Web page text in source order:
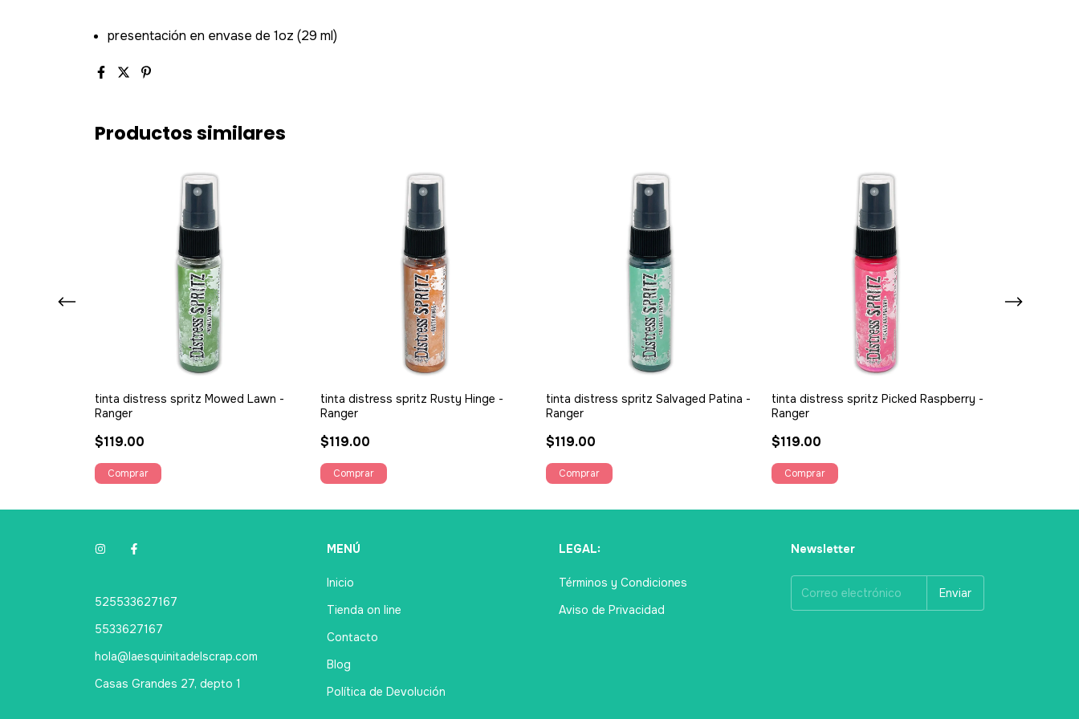
presentación en envase de 1oz (29 ml)
Productos similares
tinta distress spritz Mowed Lawn -
Ranger
$119.00
tinta distress spritz Rusty Hinge -
Ranger
$119.00
tinta distress spritz Salvaged Patina -
Ranger
$119.00
tinta distress spritz Picked Raspberry -
Ranger
$119.00
525533627167
5533627167
hola@laesquinitadelscrap.com
Casas Grandes 27, depto 1
MENÚ
Inicio
Tienda on line
Contacto
Blog
Política de Devolución
LEGAL:
Términos y Condiciones
Aviso de Privacidad
Newsletter